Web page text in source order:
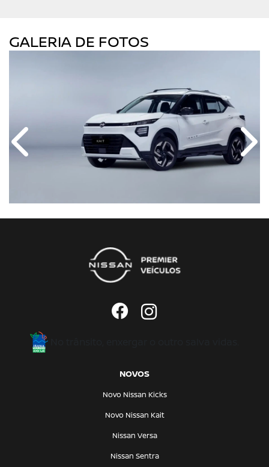
GALERIA DE FOTOS
Anterior
NOVOS
Novo Nissan Kicks
Novo Nissan Kait
Nissan Versa
Nissan Sentra